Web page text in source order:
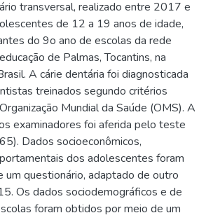
transversal, realizado entre 2017 e
de 12 a 19 anos de idade,
do 9o ano de escolas da rede
de Palmas, Tocantins, na
A cárie dentária foi diagnosticada
treinados segundo critérios
Mundial da Saúde (OMS). A
examinadores foi aferida pelo teste
Dados socioeconômicos,
dos adolescentes foram
questionário, adaptado de outro
Os dados sociodemográficos e de
foram obtidos por meio de um